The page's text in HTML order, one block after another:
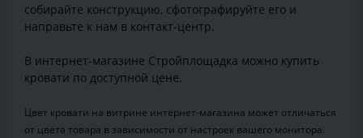
собирайте конструкцию, сфотографируйте его и
направьте к нам в контакт-центр.
В интернет-магазине Стройплощадка можно купить
кровати по доступной цене.
Цвет кровати на витрине интернет-магазина может отличаться
от цвета товара в зависимости от настроек вашего монитора.